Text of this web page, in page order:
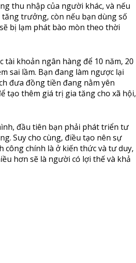
thu nhập của người khác, và nếu
trưởng, còn nếu bạn dùng số
bị lạm phát bào mòn theo thời
tài khoản ngân hàng để 10 năm, 20
sai lầm. Bạn đang làm ngược lại
đưa đồng tiền đang nằm yên
tạo thêm giá trị gia tăng cho xã hội,
đầu tiên bạn phải phát triển tư
Suy cho cùng, điều tạo nên sự
chính là ở kiến thức và tư duy,
hơn sẽ là người có lợi thế và khả